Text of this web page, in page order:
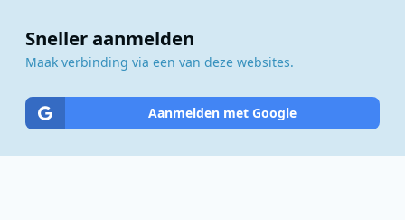
Sneller aanmelden
Maak verbinding via een van deze websites.
Aanmelden met Google